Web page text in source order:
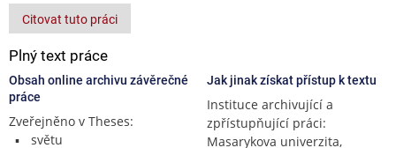
Citovat tuto práci
Plný text práce
Obsah online archivu závěrečné
práce
Zveřejněno v Theses:
světu
Jak jinak získat přístup k textu
Instituce archivující a
zpřístupňující práci:
Masarykova univerzita,